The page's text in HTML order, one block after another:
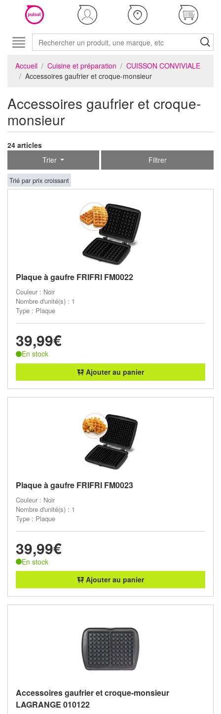
Accueil Cuisine et préparation
CUISSON CONVIVIALE
Accessoires gaufrier et croque-monsieur
Accessoires gaufrier et croque-
monsieur
24 articles
Trier
Filtrer
Trié par prix croissant
Plaque à gaufre FRIFRI FM0022
Couleur : Noir
Nombre d'unité(s) : 1
Type : Plaque
39,99€
En stock
Ajouter au panier
Plaque à gaufre FRIFRI FM0023
Couleur : Noir
Nombre d'unité(s) : 1
Type : Plaque
39,99€
En stock
Ajouter au panier
Accessoires gaufrier et croque-monsieur
LAGRANGE 010122